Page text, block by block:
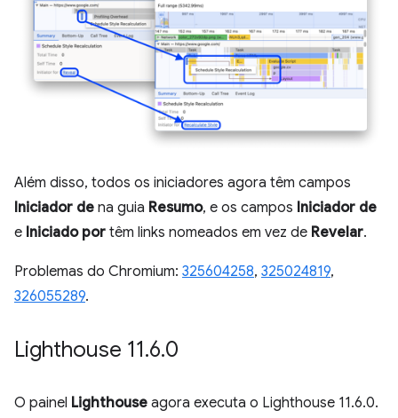
Além disso, todos os iniciadores agora têm campos
Iniciador de na guia Resumo, e os campos Iniciador de
e Iniciado por têm links nomeados em vez de Revelar.
Problemas do Chromium: 325604258, 325024819,
326055289.
Lighthouse 11.6.0
O painel Lighthouse agora executa o Lighthouse 11.6.0.